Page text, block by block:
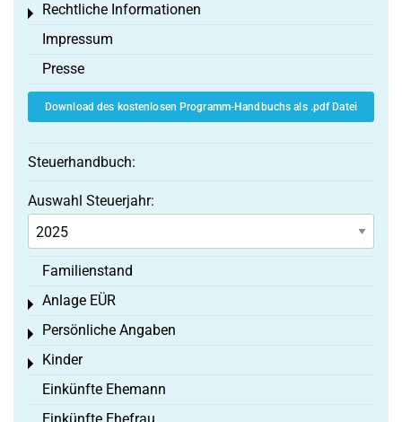
Rechtliche Informationen
Toggle menu
Impressum
Presse
Download des kostenlosen Programm-Handbuchs als .pdf Datei
Steuerhandbuch:
Auswahl Steuerjahr:
Familienstand
Anlage EÜR
Toggle menu
Persönliche Angaben
Toggle menu
Kinder
Toggle menu
Einkünfte Ehemann